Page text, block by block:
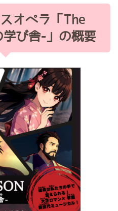
オペラ「The
学び舎-」の概要